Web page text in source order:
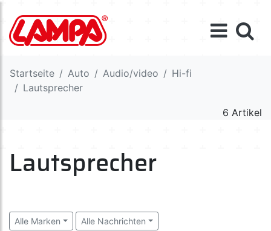
Startseite Auto Audio/video
Hi-fi
Lautsprecher
6 Artikel
Lautsprecher
Alle Marken Alle Nachrichten